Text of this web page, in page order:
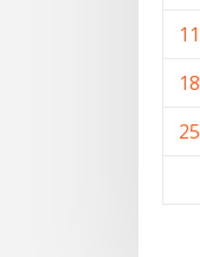
11
18
25